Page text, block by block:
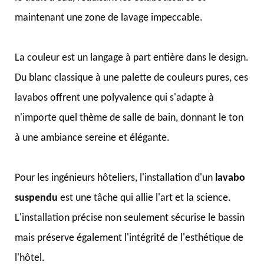
maintenant une zone de lavage impeccable.
La couleur est un langage à part entière dans le design.
Du blanc classique à une palette de couleurs pures, ces
lavabos offrent une polyvalence qui s'adapte à
n'importe quel thème de salle de bain, donnant le ton
à une ambiance sereine et élégante.
Pour les ingénieurs hôteliers, l'installation d'un lavabo
suspendu est une tâche qui allie l'art et la science.
L'installation précise non seulement sécurise le bassin
mais préserve également l'intégrité de l'esthétique de
l'hôtel.